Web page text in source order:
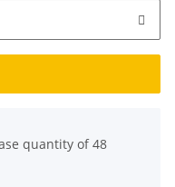
quantity of 48